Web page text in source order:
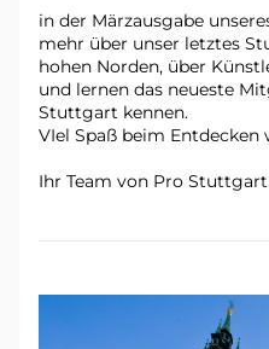
in der Märzausgabe
mehr über unser letztes
hohen Norden, über
und lernen das neueste
Stuttgart kennen.
VIel Spaß beim Entdecken
Ihr Team von Pro Stuttgart